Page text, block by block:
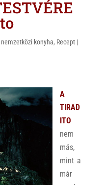
nemzetközi konyha, Recept|
A
TIRAD
ITO
nem
más,
mint a
már